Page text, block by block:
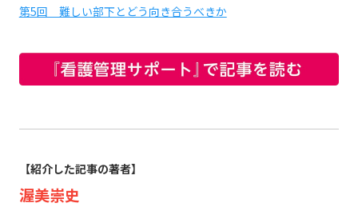
第5回 難しい部下とどう向き合うべきか
【紹介した記事の著者】
渥美崇史